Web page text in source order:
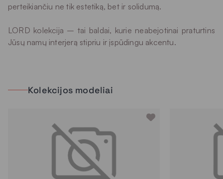
perteikiančiu ne tik estetiką, bet ir solidumą.
LORD kolekcija – tai baldai, kurie neabejotinai praturtins
Jūsų namų interjerą stipriu ir įspūdingu akcentu.
Kolekcijos modeliai